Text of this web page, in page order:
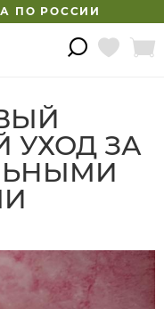
ПО РОССИИ
УХОД ЗА